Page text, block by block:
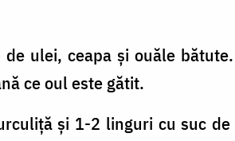
ulei, ceapa și ouăle
ce oul este gătit.
și 1-2 linguri cu suc de